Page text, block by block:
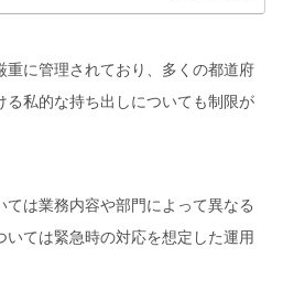
重に管理されており、多くの都道府
る私的な持ち出しについても制限が
は業務内容や部門によって異なる
ては緊急時の対応を想定した運用